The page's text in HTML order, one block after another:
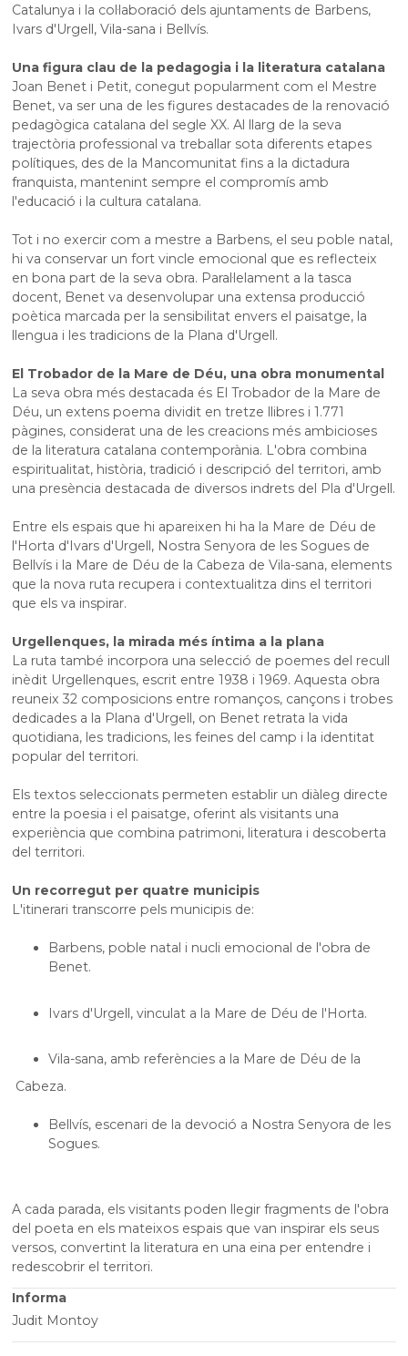
Catalunya i la col·laboració dels ajuntaments de Barbens,
Ivars d'Urgell, Vila-sana i Bellvís.
Una figura clau de la pedagogia i la literatura catalana
Joan Benet i Petit, conegut popularment com el Mestre
Benet, va ser una de les figures destacades de la renovació
pedagògica catalana del segle XX. Al llarg de la seva
trajectòria professional va treballar sota diferents etapes
polítiques, des de la Mancomunitat fins a la dictadura
franquista, mantenint sempre el compromís amb
l'educació i la cultura catalana.
Tot i no exercir com a mestre a Barbens, el seu poble natal,
hi va conservar un fort vincle emocional que es reflecteix
en bona part de la seva obra. Paral·lelament a la tasca
docent, Benet va desenvolupar una extensa producció
poètica marcada per la sensibilitat envers el paisatge, la
llengua i les tradicions de la Plana d'Urgell.
El Trobador de la Mare de Déu, una obra monumental
La seva obra més destacada és El Trobador de la Mare de
Déu, un extens poema dividit en tretze llibres i 1.771
pàgines, considerat una de les creacions més ambicioses
de la literatura catalana contemporània. L'obra combina
espiritualitat, història, tradició i descripció del territori, amb
una presència destacada de diversos indrets del Pla d'Urgell.
Entre els espais que hi apareixen hi ha la Mare de Déu de
l'Horta d'Ivars d'Urgell, Nostra Senyora de les Sogues de
Bellvís i la Mare de Déu de la Cabeza de Vila-sana, elements
que la nova ruta recupera i contextualitza dins el territori
que els va inspirar.
Urgellenques, la mirada més íntima a la plana
La ruta també incorpora una selecció de poemes del recull
inèdit Urgellenques, escrit entre 1938 i 1969. Aquesta obra
reuneix 32 composicions entre romanços, cançons i trobes
dedicades a la Plana d'Urgell, on Benet retrata la vida
quotidiana, les tradicions, les feines del camp i la identitat
popular del territori.
Els textos seleccionats permeten establir un diàleg directe
entre la poesia i el paisatge, oferint als visitants una
experiència que combina patrimoni, literatura i descoberta
del territori.
Un recorregut per quatre municipis
L'itinerari transcorre pels municipis de:
Barbens, poble natal i nucli emocional de l'obra de
Benet.
Ivars d'Urgell, vinculat a la Mare de Déu de l'Horta.
Vila-sana, amb referències a la Mare de Déu de la
Cabeza.
Bellvís, escenari de la devoció a Nostra Senyora de les
Sogues.
A cada parada, els visitants poden llegir fragments de l'obra
del poeta en els mateixos espais que van inspirar els seus
versos, convertint la literatura en una eina per entendre i
redescobrir el territori.
Informa
Judit Montoy